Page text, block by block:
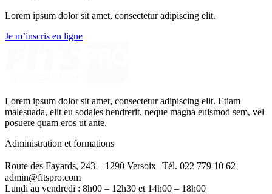
Lorem ipsum dolor sit amet, consectetur adipiscing elit.
Je m’inscris en ligne
Lorem ipsum dolor sit amet, consectetur adipiscing elit. Etiam
malesuada, elit eu sodales hendrerit, neque magna euismod sem, vel
posuere quam eros ut ante.
Administration et formations
Route des Fayards, 243 – 1290 Versoix Tél. 022 779 10 62
admin@fitspro.com
Lundi au vendredi : 8h00 – 12h30 et 14h00 – 18h00